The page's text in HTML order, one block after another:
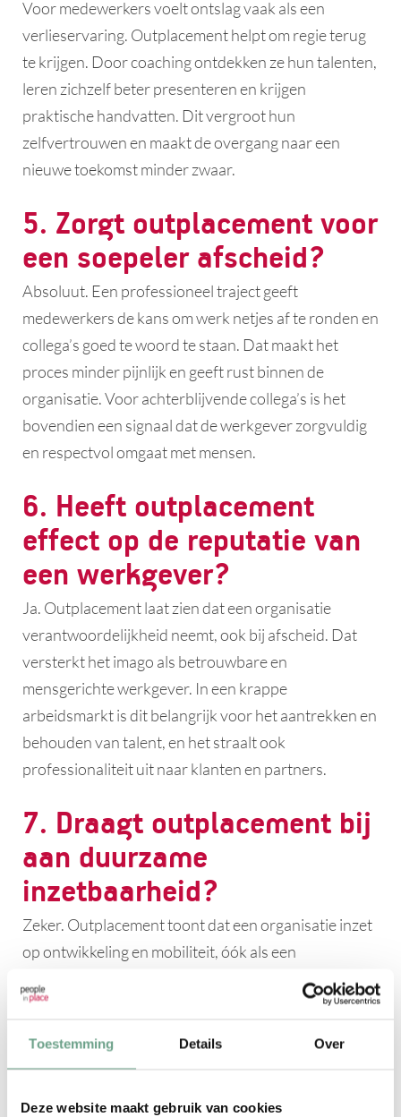
Toestemming Details Over
Deze website maakt gebruik van cookies
Voor medewerkers voelt ontslag vaak als een
verlieservaring. Outplacement helpt om regie terug
te krijgen. Door coaching ontdekken ze hun talenten,
leren zichzelf beter presenteren en krijgen
praktische handvatten. Dit vergroot hun
zelfvertrouwen en maakt de overgang naar een
nieuwe toekomst minder zwaar.
5. Zorgt outplacement voor
een soepeler afscheid?
Absoluut. Een professioneel traject geeft
medewerkers de kans om werk netjes af te ronden en
collega’s goed te woord te staan. Dat maakt het
proces minder pijnlijk en geeft rust binnen de
organisatie. Voor achterblijvende collega’s is het
bovendien een signaal dat de werkgever zorgvuldig
en respectvol omgaat met mensen.
6. Heeft outplacement
effect op de reputatie van
een werkgever?
Ja. Outplacement laat zien dat een organisatie
verantwoordelijkheid neemt, ook bij afscheid. Dat
versterkt het imago als betrouwbare en
mensgerichte werkgever. In een krappe
arbeidsmarkt is dit belangrijk voor het aantrekken en
behouden van talent, en het straalt ook
professionaliteit uit naar klanten en partners.
7. Draagt outplacement bij
aan duurzame
inzetbaarheid?
Zeker. Outplacement toont dat een organisatie inzet
op ontwikkeling en mobiliteit, óók als een
werkgeverschap en draagt bij aan een cultuur waarin
worden genomen.